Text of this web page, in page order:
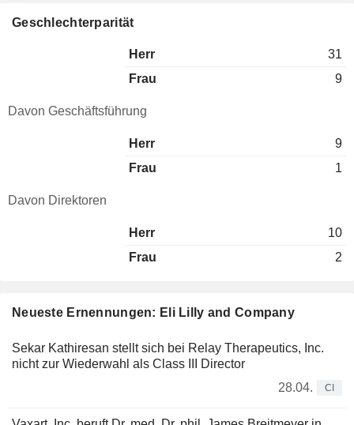
Neueste Ernennungen: Eli Lilly and Company
Sekar Kathiresan stellt sich bei Relay Therapeutics, Inc.
nicht zur Wiederwahl als Class III Director
28.04.
CI
Geschlechterparität
Herr
31
Frau
9
Davon Geschäftsführung
Herr
9
Frau
1
Davon Direktoren
Herr
10
Frau
2